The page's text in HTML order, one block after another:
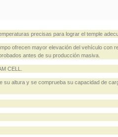
precisas para lograr el temple
ofrecen mayor elevación del vehículo con
antes de su producción masiva.
CELL.
altura y se comprueba su capacidad de